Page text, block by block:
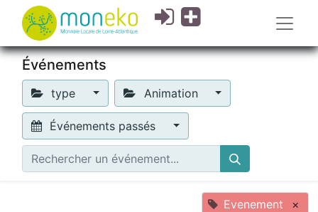
Événements
type Animation
Événements passés
Evenement
×